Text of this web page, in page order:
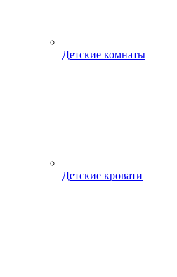
Детские комнаты
Детские кровати